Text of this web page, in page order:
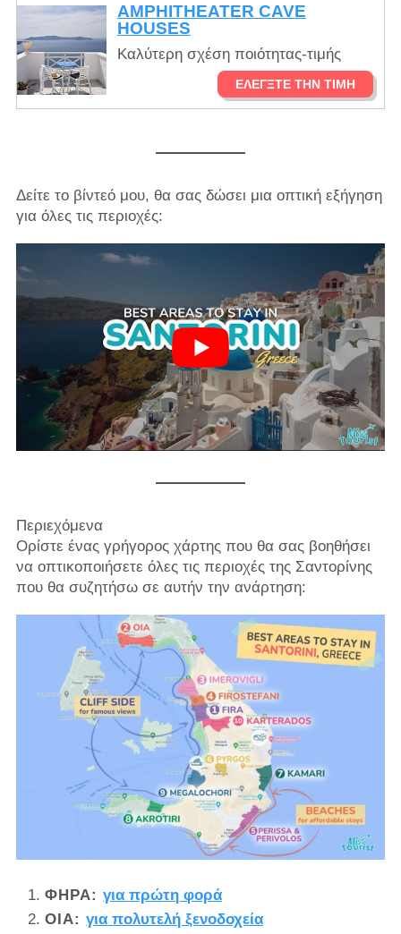
AMPHITHEATER CAVE
HOUSES
Καλύτερη σχέση ποιότητας-τιμής
ΕΛΈΓΞΤΕ ΤΗΝ ΤΙΜΉ
Δείτε το βίντεό μου, θα σας δώσει μια οπτική εξήγηση
για όλες τις περιοχές:
Περιεχόμενα
Ορίστε ένας γρήγορος χάρτης που θα σας βοηθήσει
να οπτικοποιήσετε όλες τις περιοχές της Σαντορίνης
που θα συζητήσω σε αυτήν την ανάρτηση:
ΦΗΡΆ:για πρώτη φορά
ΟΊΑ:για πολυτελή ξενοδοχεία